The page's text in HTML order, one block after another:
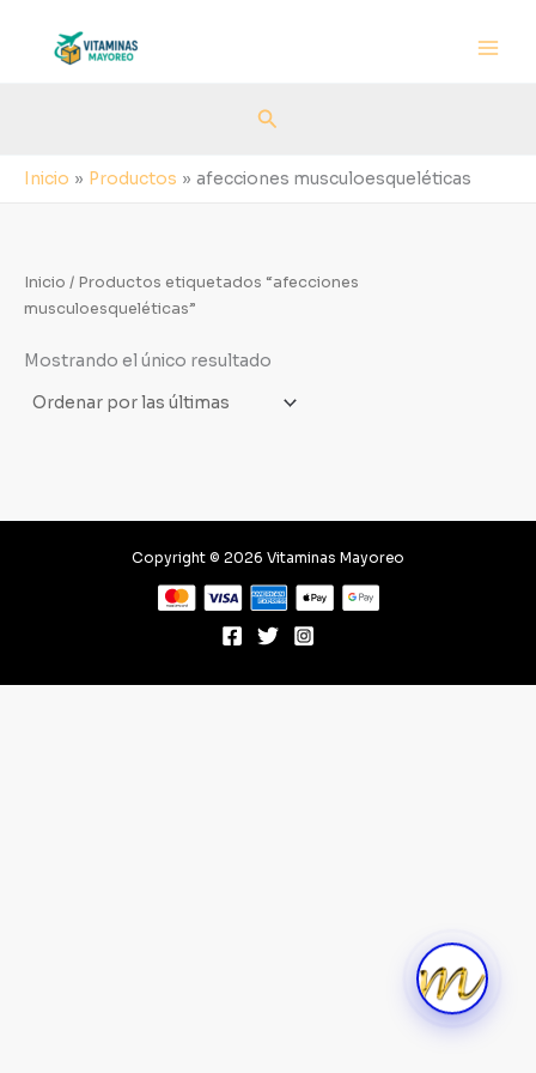
contenido
Buscar
Inicio Productos afecciones musculoesqueléticas
Inicio / Productos etiquetados “afecciones
musculoesqueléticas”
Mostrando el único resultado
Copyright © 2026 Vitaminas Mayoreo